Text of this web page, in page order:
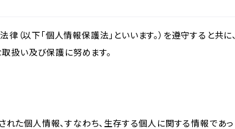
以下「個人情報保護法」といいます。）を遵守すると共に、
取扱い及び保護に努めます。
た個人情報、すなわち、生存する個人に関する情報であっ